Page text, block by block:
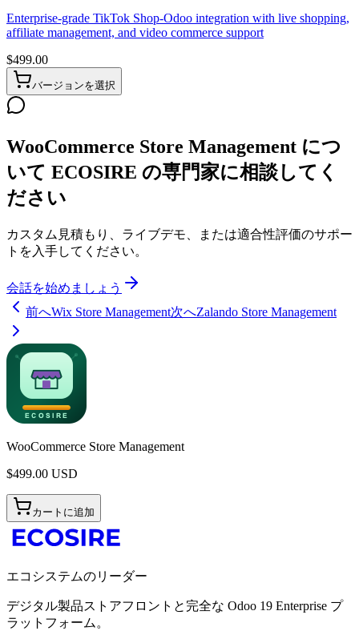
Enterprise-grade TikTok Shop-Odoo integration with live shopping,
affiliate management, and video commerce support
$499.00
バージョンを選択
WooCommerce Store Management につ
いて ECOSIRE の専門家に相談してく
ださい
カスタム見積もり、ライブデモ、または適合性評価のサポー
トを入手してください。
会話を始めましょう
前へWix Store Management次へZalando Store Management
WooCommerce Store Management
$499.00 USD
カートに追加
エコシステムのリーダー
デジタル製品ストアフロントと完全な Odoo 19 Enterprise プ
ラットフォーム。